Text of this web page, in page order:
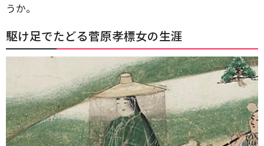
うか。
駆け足でたどる菅原孝標女の生涯